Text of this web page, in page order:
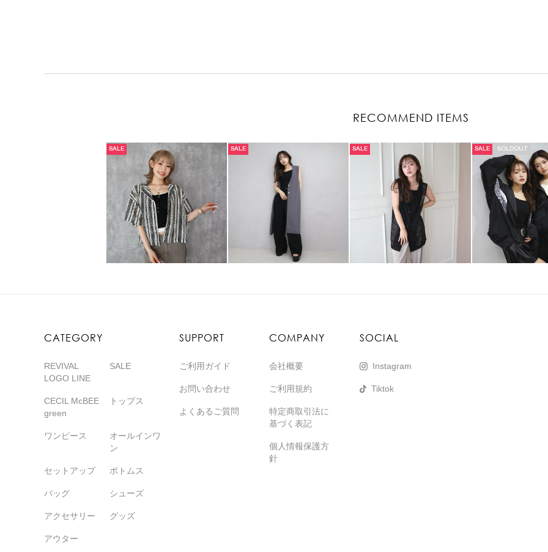
RECOMMEND ITEMS
SALE SALE SALE SALE SOLDOUT
CATEGORY
REVIVAL
LOGO LINE
SALE
CECIL McBEE
green
トップス
ワンピース
オールインワ
ン
セットアップ ボトムス
バッグ シューズ
アクセサリー グッズ
アウター
SUPPORT
ご利用ガイド
お問い合わせ
よくあるご質問
COMPANY
会社概要
ご利用規約
特定商取引法に
基づく表記
個人情報保護方
針
SOCIAL
Instagram
Tiktok